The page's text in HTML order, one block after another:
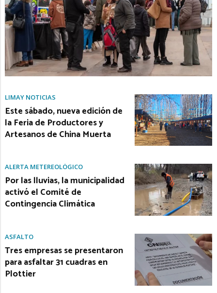
LIMAY NOTICIAS
Este sábado, nueva edición de
la Feria de Productores y
Artesanos de China Muerta
ALERTA METEREOLÓGICO
Por las lluvias, la municipalidad
activó el Comité de
Contingencia Climática
ASFALTO
Tres empresas se presentaron
para asfaltar 31 cuadras en
Plottier